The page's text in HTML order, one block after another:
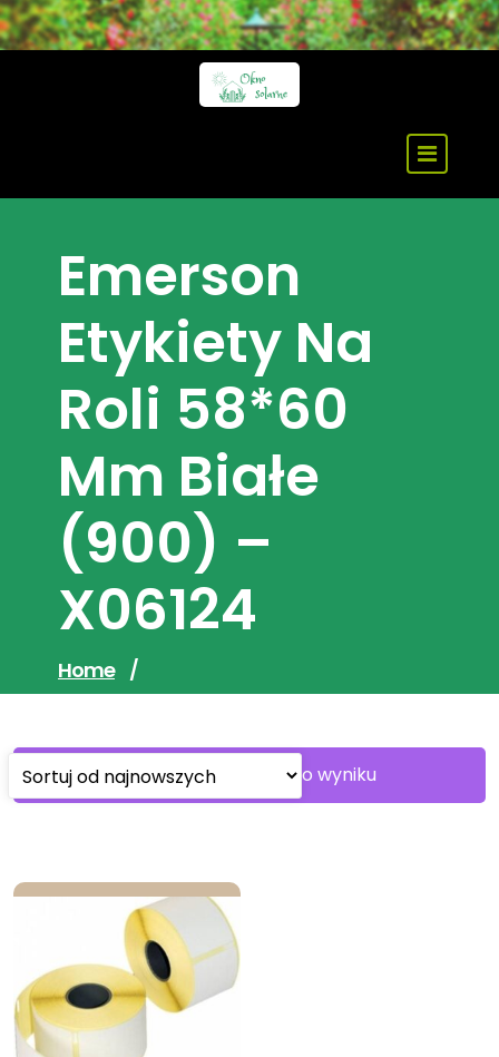
Skip
to
Emerson
Etykiety Na
Roli 58*60
Mm Białe
(900) –
X06124
Home /
Wyświetlanie jednego wyniku